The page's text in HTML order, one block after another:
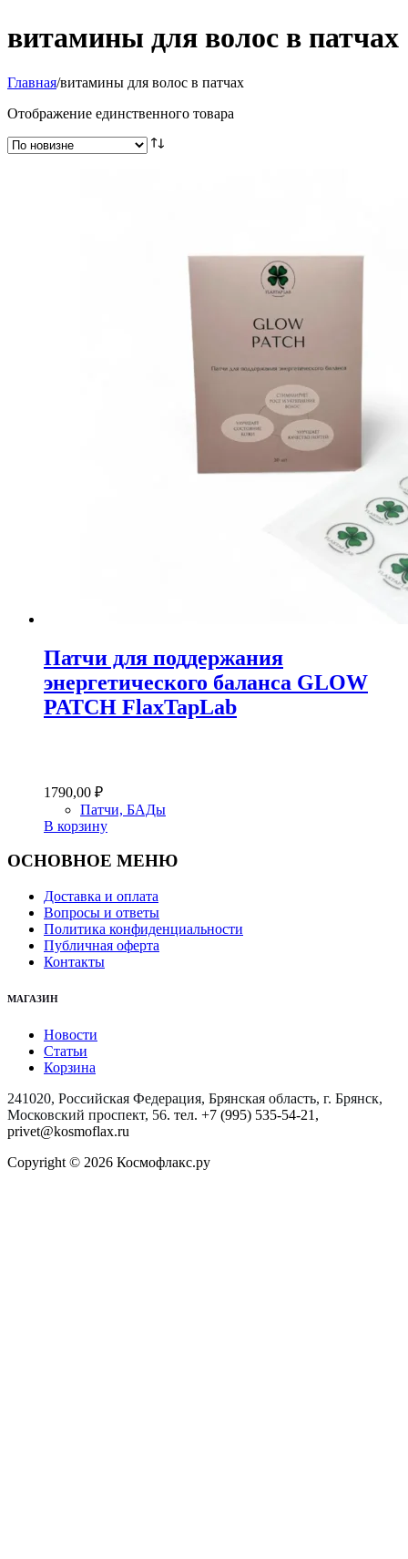
витамины для волос в патчах
Главная/витамины для волос в патчах
Отображение единственного товара
Патчи для поддержания
энергетического баланса GLOW
PATCH FlaxTapLab
1790,00 ₽
Патчи, БАДы
В корзину
ОСНОВНОЕ МЕНЮ
Доставка и оплата
Вопросы и ответы
Политика конфиденциальности
Публичная оферта
Контакты
МАГАЗИН
Новости
Статьи
Корзина
241020, Российская Федерация, Брянская область, г. Брянск,
Московский проспект, 56. тел. +7 (995) 535-54-21,
privet@kosmoflax.ru
Copyright © 2026 Космофлакс.ру